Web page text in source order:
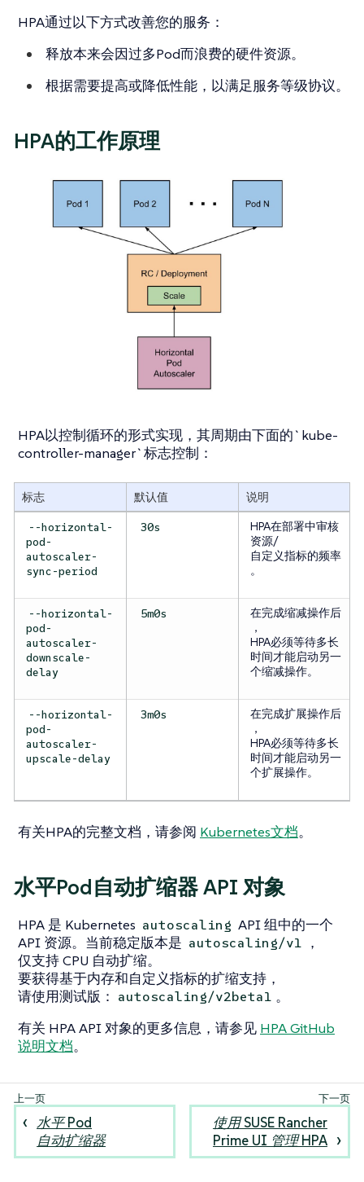
HPA通过以下方式改善您的服务：
释放本来会因过多Pod而浪费的硬件资源。
根据需要提高或降低性能，以满足服务等级协议。
HPA的工作原理
HPA以控制循环的形式实现，其周期由下面的`kube-
controller-manager`标志控制：
标志 默认值 说明
--horizontal-
pod-
autoscaler-
sync-period
30s
HPA在部署中审核
资源/
自定义指标的频率
。
--horizontal-
pod-
autoscaler-
downscale-
delay
5m0s
在完成缩减操作后
，
HPA必须等待多长
时间才能启动另一
个缩减操作。
--horizontal-
pod-
autoscaler-
upscale-delay
3m0s
在完成扩展操作后
，
HPA必须等待多长
时间才能启动另一
个扩展操作。
有关HPA的完整文档，请参阅 Kubernetes文档。
水平Pod自动扩缩器 API 对象
HPA 是 Kubernetes autoscaling API 组中的一个
API 资源。当前稳定版本是 autoscaling/v1 ，
仅支持 CPU 自动扩缩。
要获得基于内存和自定义指标的扩缩支持，
请使用测试版： autoscaling/v2beta1 。
有关 HPA API 对象的更多信息，请参见 HPA GitHub
说明文档。
水平 Pod
自动扩缩器
使用 SUSE Rancher
Prime UI 管理 HPA